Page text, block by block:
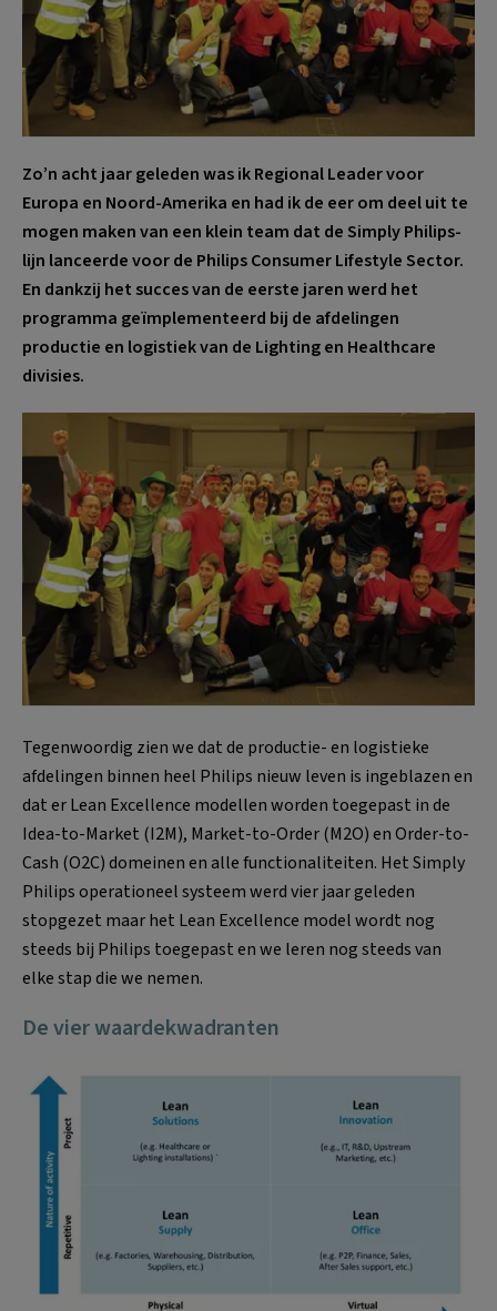
Zo’n acht jaar geleden was ik Regional Leader voor
Europa en Noord-Amerika en had ik de eer om deel uit te
mogen maken van een klein team dat de Simply Philips-
lijn lanceerde voor de Philips Consumer Lifestyle Sector.
En dankzij het succes van de eerste jaren werd het
programma geïmplementeerd bij de afdelingen
productie en logistiek van de Lighting en Healthcare
divisies.
Tegenwoordig zien we dat de productie- en logistieke
afdelingen binnen heel Philips nieuw leven is ingeblazen en
dat er Lean Excellence modellen worden toegepast in de
Idea-to-Market (I2M), Market-to-Order (M2O) en Order-to-
Cash (O2C) domeinen en alle functionaliteiten. Het Simply
Philips operationeel systeem werd vier jaar geleden
stopgezet maar het Lean Excellence model wordt nog
steeds bij Philips toegepast en we leren nog steeds van
elke stap die we nemen.
De vier waardekwadranten